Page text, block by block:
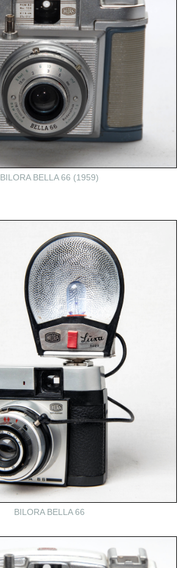
BILORA BELLA 66 (1959)
BILORA BELLA 66